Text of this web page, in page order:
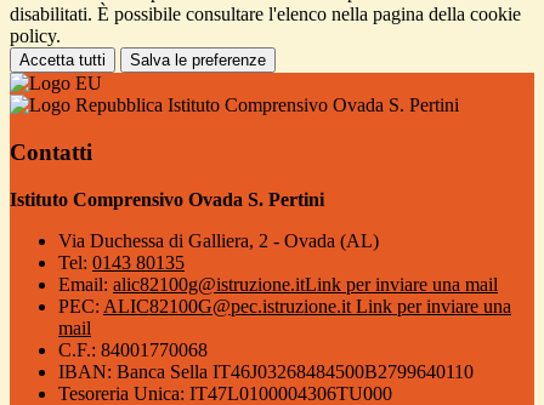
disabilitati. È possibile consultare l'elenco nella pagina della cookie
policy.
Accetta tutti Salva le preferenze
Istituto Comprensivo Ovada S. Pertini
Contatti
Istituto Comprensivo Ovada S. Pertini
Via Duchessa di Galliera, 2 - Ovada (AL)
Tel: 0143 80135
Email: alic82100g@istruzione.itLink per inviare una mail
PEC: ALIC82100G@pec.istruzione.it Link per inviare una
mail
C.F.: 84001770068
IBAN: Banca Sella IT46J03268484500B2799640110
Tesoreria Unica: IT47L0100004306TU000